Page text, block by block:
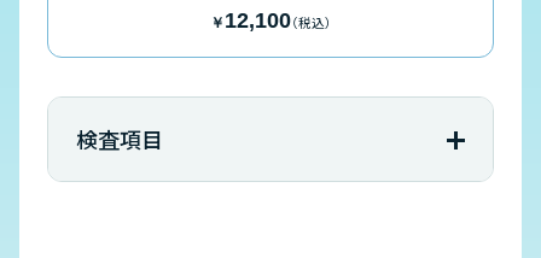
￥ 12,100（税込）
検査項目